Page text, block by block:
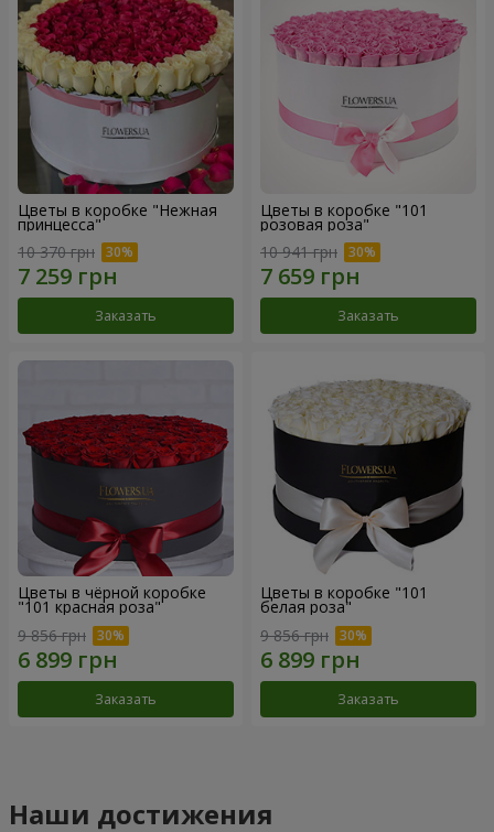
Цветы в коробке "Нежная
принцесса"
10 370 грн
Заказать
Цветы в коробке "101
розовая роза"
10 941 грн
Заказать
Цветы в чёрной коробке
"101 красная роза"
9 856 грн
Заказать
Цветы в коробке "101
белая роза"
9 856 грн
Заказать
Наши достижения